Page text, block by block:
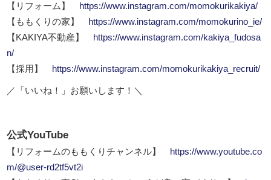
【リフォーム】
https://www.instagram.com/momokurikakiya/
【ももくりの家】
https://www.instagram.com/momokurino_ie/
【KAKIYA不動産】
https://www.instagram.com/kakiya_fudosa
n/
【採用】
https://www.instagram.com/momokurikakiya_recruit/
／「いいね！」お願いします！＼
公式YouTube
【リフォームのももくりチャンネル】
https://www.youtube.co
m/@user-rd2tf5vt2i